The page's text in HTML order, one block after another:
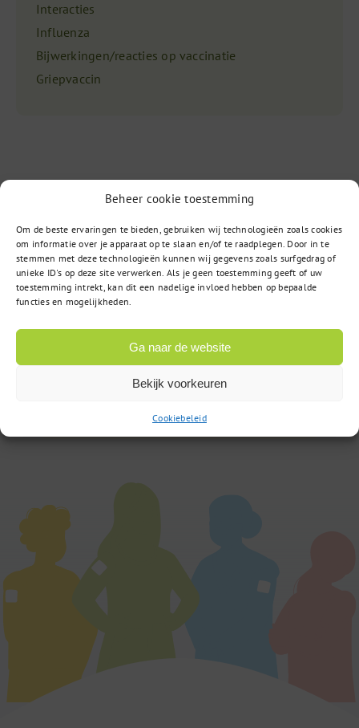
Beheer cookie toestemming
Om de beste ervaringen te bieden, gebruiken wij technologieën zoals cookies
om informatie over je apparaat op te slaan en/of te raadplegen. Door in te
stemmen met deze technologieën kunnen wij gegevens zoals surfgedrag of
unieke ID's op deze site verwerken. Als je geen toestemming geeft of uw
toestemming intrekt, kan dit een nadelige invloed hebben op bepaalde
functies en mogelijkheden.
Ga naar de website
Bekijk voorkeuren
Cookiebeleid
Interacties
Influenza
Bijwerkingen/reacties op vaccinatie
Griepvaccin
Vragen?
085 – 02 98 705
Op werkdagen bereikbaar
van 9:00u tot 17:00u